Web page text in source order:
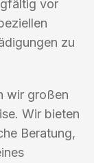
vor
zu
wir großen
Wir bieten
Beratung,